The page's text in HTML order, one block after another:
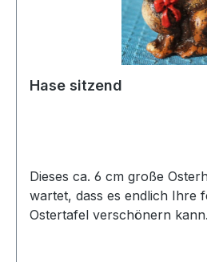
Hase sitzend
Dieses ca. 6 cm große
wartet, dass es endlich Ihre
Ostertafel verschönern kann.